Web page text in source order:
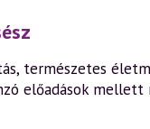
természetes
előadások